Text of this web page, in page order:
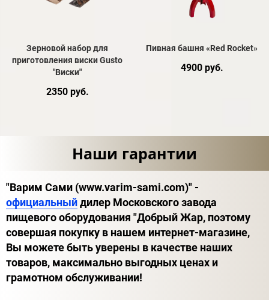
Зерновой набор для
приготовления виски Gusto
"Виски"
2350 руб.
Пивная башня «Red Rocket»
4900 руб.
Наши гарантии
"Варим Сами (www.varim-sami.com)" -
официальныйдилер Московского завода
пищевого оборудования "Добрый Жар, поэтому
совершая покупку в нашем интернет-магазине,
Вы можете быть уверены в качестве наших
товаров, максимально выгодных ценах и
грамотном обслуживании!